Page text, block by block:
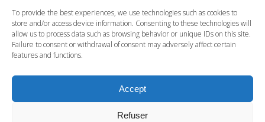
To provide the best experiences, we use technologies such as cookies to
store and/or access device information. Consenting to these technologies will
allow us to process data such as browsing behavior or unique IDs on this site.
Failure to consent or withdrawal of consent may adversely affect certain
features and functions.
Accept
Refuser
les conséquences concrètes de ces zones sur
le développement photovoltaïque et comment
s’articulent-elles avec les réglementations
existantes, dont le code de l’urbanisme.